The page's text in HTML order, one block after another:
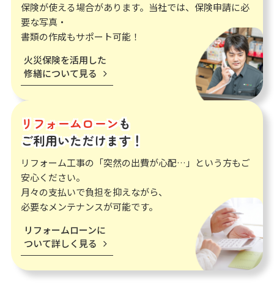
保険が使える場合があります。当社では、保険申請に必
要な写真・
書類の作成もサポート可能！
火災保険を活用した
修繕について見る
リフォームローンも
ご利用いただけます！
リフォーム工事の「突然の出費が心配…」という方もご
安心ください。
月々の支払いで負担を抑えながら、
必要なメンテナンスが可能です。
リフォームローンに
ついて詳しく見る